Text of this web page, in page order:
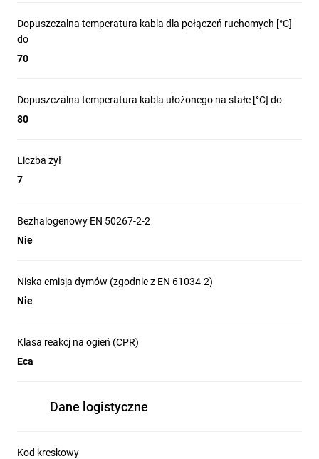
Dopuszczalna temperatura kabla dla połączeń ruchomych [°C]
do
70
Dopuszczalna temperatura kabla ułożonego na stałe [°C] do
80
Liczba żył
7
Bezhalogenowy EN 50267-2-2
Nie
Niska emisja dymów (zgodnie z EN 61034-2)
Nie
Klasa reakcj na ogień (CPR)
Eca
Dane logistyczne
Kod kreskowy